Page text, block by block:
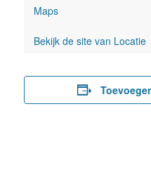
Maps
Bekijk de site van Locatie